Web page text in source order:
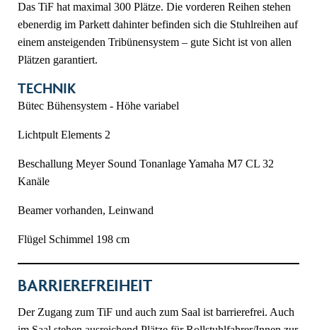
Das TiF hat maximal 300 Plätze. Die vorderen Reihen stehen
ebenerdig im Parkett dahinter befinden sich die Stuhlreihen auf
einem ansteigenden Tribünensystem – gute Sicht ist von allen
Plätzen garantiert.
TECHNIK
Bütec Bühensystem - Höhe variabel
Lichtpult Elements 2
Beschallung Meyer Sound Tonanlage Yamaha M7 CL 32
Kanäle
Beamer vorhanden, Leinwand
Flügel Schimmel 198 cm
BARRIEREFREIHEIT
Der Zugang zum TiF und auch zum Saal ist barrierefrei. Auch